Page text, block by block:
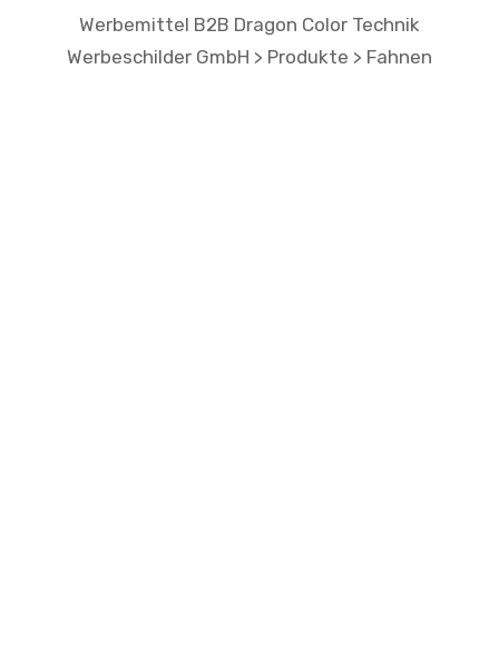
Werbemittel B2B Dragon Color Technik
Werbeschilder GmbH > Produkte > Fahnen